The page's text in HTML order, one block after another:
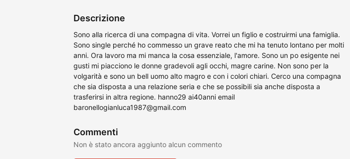
Descrizione
Sono alla ricerca di una compagna di vita. Vorrei un figlio e costruirmi una famiglia.
Sono single perché ho commesso un grave reato che mi ha tenuto lontano per molti
anni. Ora lavoro ma mi manca la cosa essenziale, l'amore. Sono un po esigente nei
gusti mi piacciono le donne gradevoli agli occhi, magre carine. Non sono per la
volgarità e sono un bell uomo alto magro e con i colori chiari. Cerco una compagna
che sia disposta a una relazione seria e che se possibili sia anche disposta a
trasferirsi in altra regione. hanno29 ai40anni email
baronellogianluca1987@gmail.com
Commenti
Non è stato ancora aggiunto alcun commento